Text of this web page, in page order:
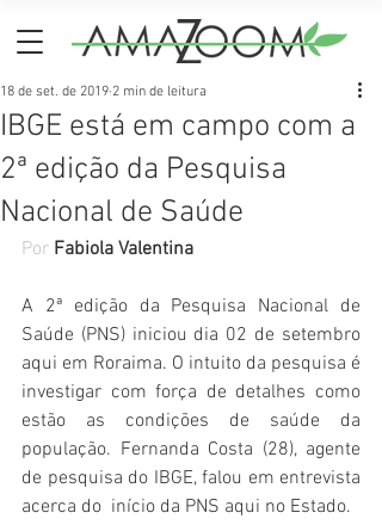
IBGE está em campo com a
2ª edição da Pesquisa
Nacional de Saúde
18 de set. de 2019 2 min de leitura
Por Fabiola Valentina
A 2ª edição da Pesquisa Nacional de
Saúde (PNS) iniciou dia 02 de setembro
aqui em Roraima. O intuito da pesquisa é
investigar com força de detalhes como
estão as condições de saúde da
população. Fernanda Costa (28), agente
de pesquisa do IBGE, falou em entrevista
acerca do  início da PNS aqui no Estado.